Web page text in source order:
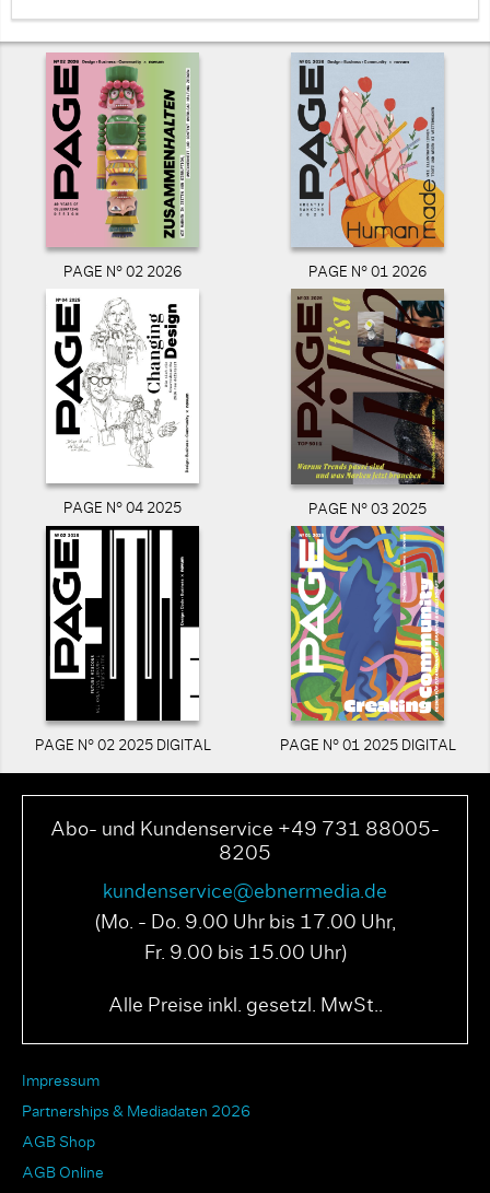
PAGE N° 02 2026 PAGE N° 01 2026
PAGE N° 04 2025 PAGE N° 03 2025
PAGE N° 02 2025 DIGITAL PAGE N° 01 2025 DIGITAL
Abo- und Kundenservice +49 731 88005-
8205
kundenservice@ebnermedia.de
(Mo. - Do. 9.00 Uhr bis 17.00 Uhr,
Fr. 9.00 bis 15.00 Uhr)
Alle Preise inkl. gesetzl. MwSt..
Impressum
Partnerships & Mediadaten 2026
AGB Shop
AGB Online